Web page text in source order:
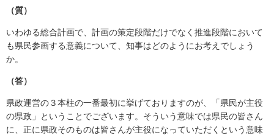
（質）
いわゆる総合計画で、計画の策定段階だけでなく推進段階において
も県民参画する意義について、知事はどのようにお考えでしょう
か。
（答）
県政運営の３本柱の一番最初に挙げておりますのが、「県民が主役
の県政」ということでございます。そういう意味では県民の皆さん
に、正に県政そのものは皆さんが主役になっていただくという意味